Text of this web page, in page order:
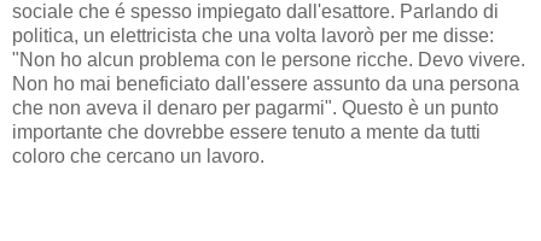
sociale che é spesso impiegato dall'esattore. Parlando di
politica, un elettricista che una volta lavorò per me disse:
"Non ho alcun problema con le persone ricche. Devo vivere.
Non ho mai beneficiato dall'essere assunto da una persona
che non aveva il denaro per pagarmi". Questo è un punto
importante che dovrebbe essere tenuto a mente da tutti
coloro che cercano un lavoro.